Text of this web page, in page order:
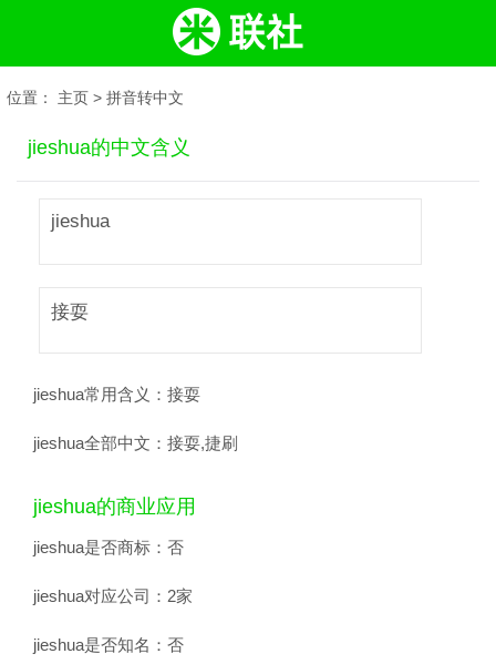
位置： 主页 > 拼音转中文
jieshua的中文含义
jieshua
接耍
jieshua常用含义： 接耍
jieshua全部中文： 接耍,捷刷
jieshua的商业应用
jieshua是否商标： 否
jieshua对应公司： 2家
jieshua是否知名： 否